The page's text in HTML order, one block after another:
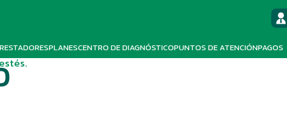
PLANESCENTRO DE DIAGNÓSTICOPUNTOS DE ATENCIÓNPAGOS